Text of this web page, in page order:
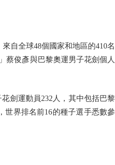
自全球48個國家和地區的410名
蔡俊彥與巴黎奧運男子花劍個人
劍運動員232人，其中包括巴黎
世界排名前16的種子選手悉數參